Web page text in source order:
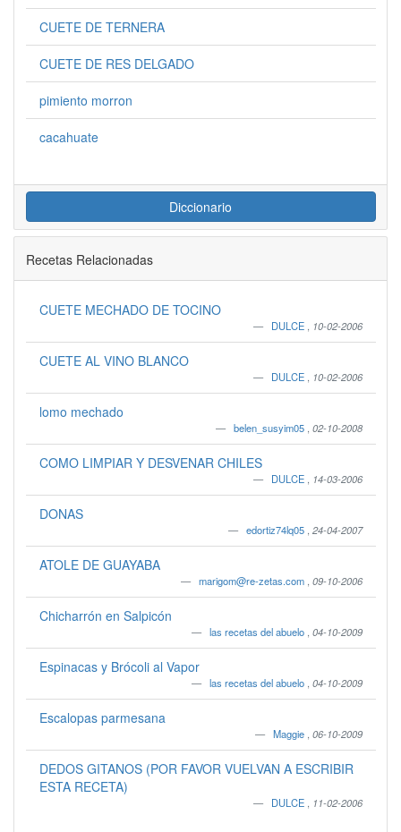
CUETE DE TERNERA
CUETE DE RES DELGADO
pimiento morron
cacahuate
Diccionario
Recetas Relacionadas
CUETE MECHADO DE TOCINO
DULCE 10-02-2006
CUETE AL VINO BLANCO
DULCE 10-02-2006
lomo mechado
belen_susyim05 02-10-2008
COMO LIMPIAR Y DESVENAR CHILES
DULCE 14-03-2006
DONAS
edortiz74lq05 24-04-2007
ATOLE DE GUAYABA
marigom@re-zetas.com 09-10-2006
Chicharrón en Salpicón
las recetas del abuelo 04-10-2009
Espinacas y Brócoli al Vapor
las recetas del abuelo 04-10-2009
Escalopas parmesana
Maggie 06-10-2009
DEDOS GITANOS (POR FAVOR VUELVAN A ESCRIBIR
ESTA RECETA)
DULCE 11-02-2006